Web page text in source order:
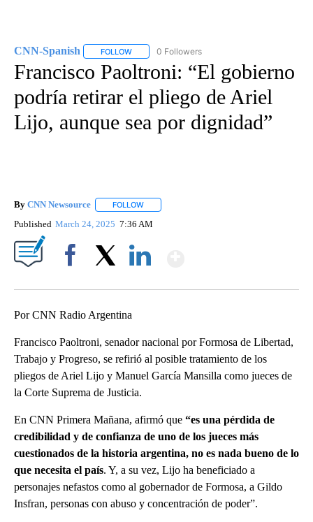
CNN-Spanish FOLLOW FOLLOW "CNN-SPANISH" TO RECEIVE
0 Followers
Francisco Paoltroni: “El gobierno
podría retirar el pliego de Ariel
Lijo, aunque sea por dignidad”
By CNN Newsource FOLLOW
Published March 24, 2025 7:36 AM
Por CNN Radio Argentina
Francisco Paoltroni, senador nacional por Formosa de Libertad,
Trabajo y Progreso, se refirió al posible tratamiento de los
pliegos de Ariel Lijo y Manuel García Mansilla como jueces de
la Corte Suprema de Justicia.
En CNN Primera Mañana, afirmó que “es una pérdida de
credibilidad y de confianza de uno de los jueces más
cuestionados de la historia argentina, no es nada bueno de lo
que necesita el país. Y, a su vez, Lijo ha beneficiado a
personajes nefastos como al gobernador de Formosa, a Gildo
Insfran, personas con abuso y concentración de poder”.